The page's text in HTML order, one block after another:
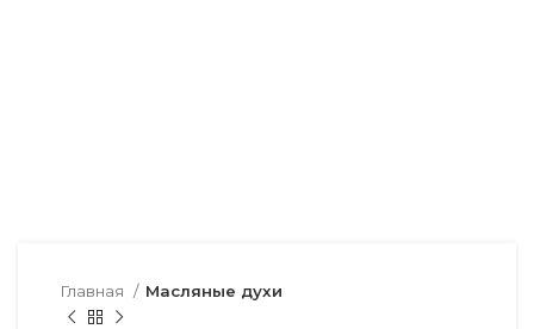
Главная Масляные духи